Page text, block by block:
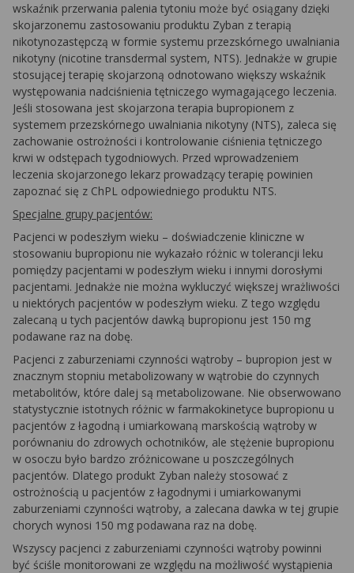
wskaźnik przerwania palenia tytoniu może być osiągany dzięki
skojarzonemu zastosowaniu produktu Zyban z terapią
nikotynozastępczą w formie systemu przezskórnego uwalniania
nikotyny (nicotine transdermal system, NTS). Jednakże w grupie
stosującej terapię skojarzoną odnotowano większy wskaźnik
występowania nadciśnienia tętniczego wymagającego leczenia.
Jeśli stosowana jest skojarzona terapia bupropionem z
systemem przezskórnego uwalniania nikotyny (NTS), zaleca się
zachowanie ostrożności i kontrolowanie ciśnienia tętniczego
krwi w odstępach tygodniowych. Przed wprowadzeniem
leczenia skojarzonego lekarz prowadzący terapię powinien
zapoznać się z ChPL odpowiedniego produktu NTS.
Specjalne grupy pacjentów:
Pacjenci w podeszłym wieku – doświadczenie kliniczne w
stosowaniu bupropionu nie wykazało różnic w tolerancji leku
pomiędzy pacjentami w podeszłym wieku i innymi dorosłymi
pacjentami. Jednakże nie można wykluczyć większej wrażliwości
u niektórych pacjentów w podeszłym wieku. Z tego względu
zalecaną u tych pacjentów dawką bupropionu jest 150 mg
podawane raz na dobę.
Pacjenci z zaburzeniami czynności wątroby – bupropion jest w
znacznym stopniu metabolizowany w wątrobie do czynnych
metabolitów, które dalej są metabolizowane. Nie obserwowano
statystycznie istotnych różnic w farmakokinetyce bupropionu u
pacjentów z łagodną i umiarkowaną marskością wątroby w
porównaniu do zdrowych ochotników, ale stężenie bupropionu
w osoczu było bardzo zróżnicowane u poszczególnych
pacjentów. Dlatego produkt Zyban należy stosować z
ostrożnością u pacjentów z łagodnymi i umiarkowanymi
zaburzeniami czynności wątroby, a zalecana dawka w tej grupie
chorych wynosi 150 mg podawana raz na dobę.
Wszyscy pacjenci z zaburzeniami czynności wątroby powinni
być ściśle monitorowani ze względu na możliwość wystąpienia